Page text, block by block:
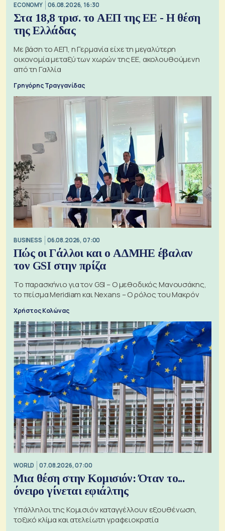
ECONOMY 06.08.2026, 16:30
Στα 18,8 τρισ. το ΑΕΠ της ΕΕ - Η θέση
της Ελλάδας
Με βάση το ΑΕΠ, η Γερμανία είχε τη μεγαλύτερη
οικονομία μεταξύ των χωρών της ΕΕ, ακολουθούμενη
από τη Γαλλία
Γρηγόρης Τραγγανίδας
BUSINESS 06.08.2026, 07:00
Πώς οι Γάλλοι και ο ΑΔΜΗΕ έβαλαν
τον GSI στην πρίζα
Το παρασκήνιο για τον GSI – Ο μεθοδικός Μανουσάκης,
το πείσμα Meridiam και Nexans – Ο ρόλος του Μακρόν
Χρήστος Κολώνας
WORLD 07.08.2026, 07:00
Μια θέση στην Κομισιόν: Όταν το...
όνειρο γίνεται εφιάλτης
Υπάλληλοι της Κομισιόν καταγγέλλουν εξουθένωση,
τοξικό κλίμα και ατελείωτη γραφειοκρατία